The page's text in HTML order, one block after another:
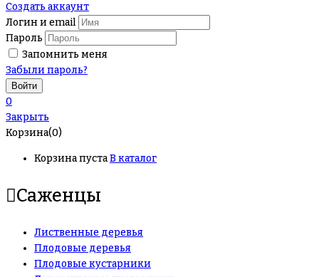
Создать аккаунт
Логин и email
Пароль
Запомнить меня
Забыли пароль?
0
Закрыть
Корзина(0)
Корзина пустаВ каталог
Саженцы
Лиственные деревья
Плодовые деревья
Плодовые кустарники